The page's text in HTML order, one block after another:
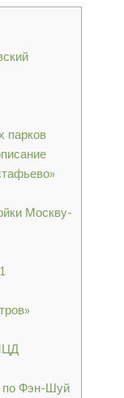
парков
Москву-
по Фэн-Шуй